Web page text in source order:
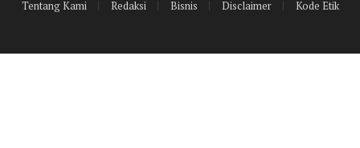
Tentang Kami
Redaksi Bisnis Disclaimer Kode Etik